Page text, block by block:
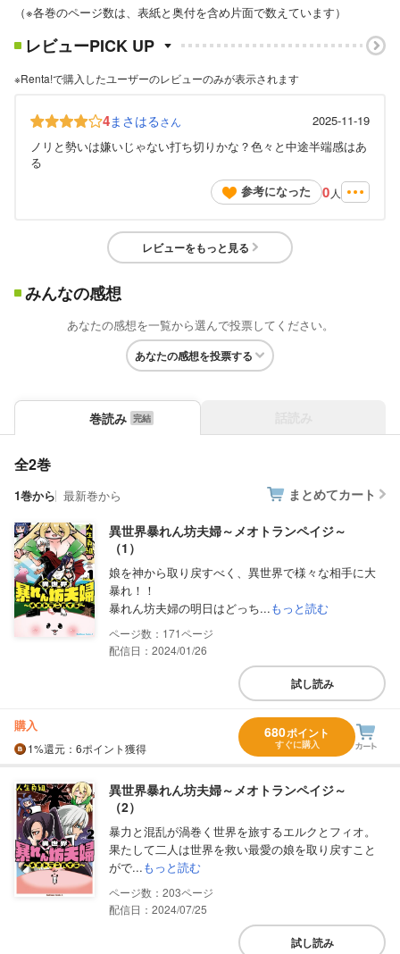
（※各巻のページ数は、表紙と奥付を含め片面で数えています）
レビューPICK UP
※Renta!で購入したユーザーのレビューのみが表示されます
4まさはるさん
2025-11-19
ノリと勢いは嫌いじゃない打ち切りかな？色々と中途半端感はあ
る
参考になった
0 人
レビューをもっと見る
みんなの感想
あなたの感想を一覧から選んで投票してください。
あなたの感想を投票する
巻読み
全2巻
1巻から 最新巻から まとめてカート
異世界暴れん坊夫婦～メオトランペイジ～
（1）
娘を神から取り戻すべく、異世界で様々な相手に大
暴れ！！
暴れん坊夫婦の明日はどっち...もっと読む
171
配信日：2024/01/26
試し読み
購入
1%還元 ：6ポイント獲得
680ポイント
すぐに購入
異世界暴れん坊夫婦～メオトランペイジ～
（2）
暴力と混乱が渦巻く世界を旅するエルクとフィオ。
果たして二人は世界を救い最愛の娘を取り戻すこと
がで...もっと読む
203
配信日：2024/07/25
試し読み